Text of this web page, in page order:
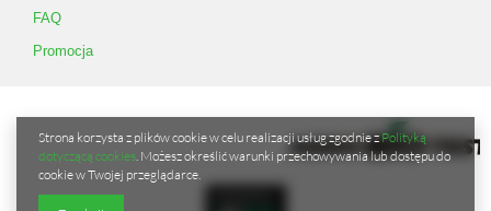
FAQ
Promocja
Strona korzysta z plików cookie w celu realizacji usług zgodnie zPolityką
dotyczącą cookies. Możesz określić warunki przechowywania lub dostępu do
cookie w Twojej przeglądarce.